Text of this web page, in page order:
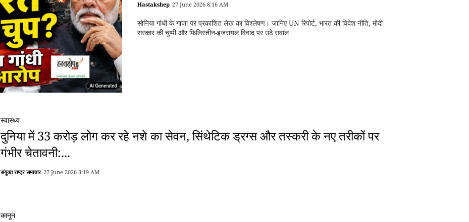
Hastakshep 27 June 2026 8:16 AM
सोनिया गांधी के गाजा पर प्रकाशित लेख का विश्लेषण। जानिए UN रिपोर्ट, भारत की विदेश नीति, मोदी
सरकार की चुप्पी और फिलिस्तीन-इजरायल विवाद पर उठे सवाल
स्वास्थ्य
दुनिया में 33 करोड़ लोग कर रहे नशे का सेवन, सिंथेटिक ड्रग्स और तस्करी के नए तरीकों पर
गंभीर चेतावनी:...
संयुक्त राष्ट्र समाचार 27 June 2026 3:19 AM
कानून